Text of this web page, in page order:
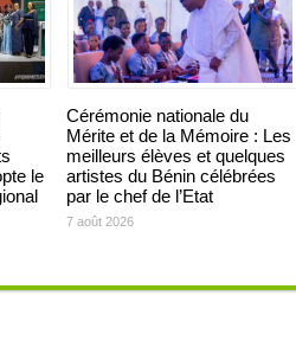
le
Cérémonie nationale du
Mérite et de la Mémoire : Les
meilleurs élèves et quelques
artistes du Bénin célébrées
par le chef de l’Etat
7 août 2026